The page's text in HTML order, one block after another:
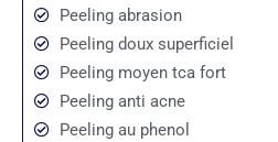
Peeling abrasion
Peeling doux superficiel
Peeling moyen tca fort
Peeling anti acne
Peeling au phenol